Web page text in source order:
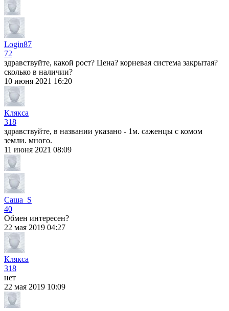
Login87
72
здравствуйте, какой рост? Цена? корневая система закрытая?
сколько в наличии?
10 июня 2021 16:20
Клякса
318
здравствуйте, в названии указано - 1м. саженцы с комом
земли. много.
11 июня 2021 08:09
Саша_S
40
Обмен интересен?
22 мая 2019 04:27
Клякса
318
нет
22 мая 2019 10:09